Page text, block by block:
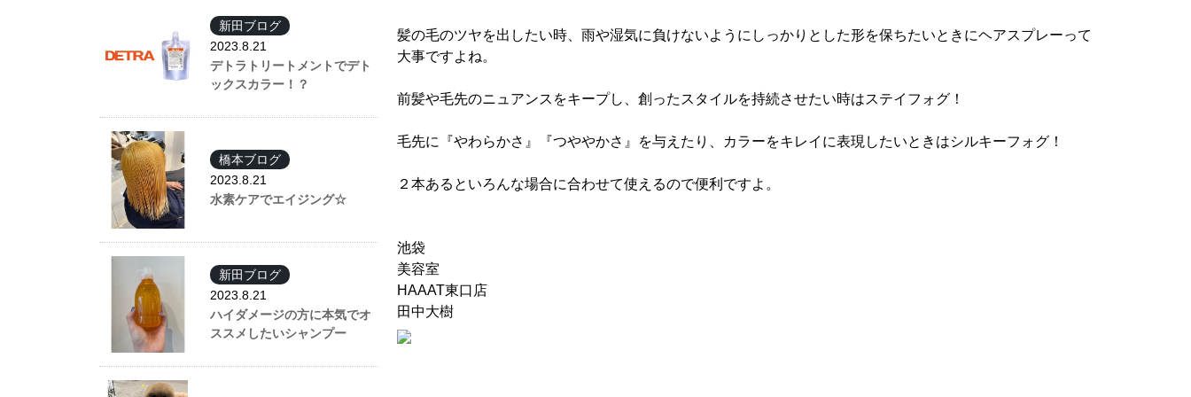
髪の毛のツヤを出したい時、雨や湿気に負けないようにしっかりとした形を保ちたいときにヘアスプレーって
大事ですよね。
前髪や毛先のニュアンスをキープし、創ったスタイルを持続させたい時はステイフォグ！
毛先に『やわらかさ』『つややかさ』を与えたり、カラーをキレイに表現したいときはシルキーフォグ！
２本あるといろんな場合に合わせて使えるので便利ですよ。
池袋
美容室
HAAAT東口店
田中大樹
新田ブログ
2023.8.21
デトラトリートメントでデト
ックスカラー！？
橋本ブログ
2023.8.21
水素ケアでエイジング☆
新田ブログ
2023.8.21
ハイダメージの方に本気でオ
ススメしたいシャンプー